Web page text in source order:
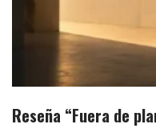
Reseña “Fuera de